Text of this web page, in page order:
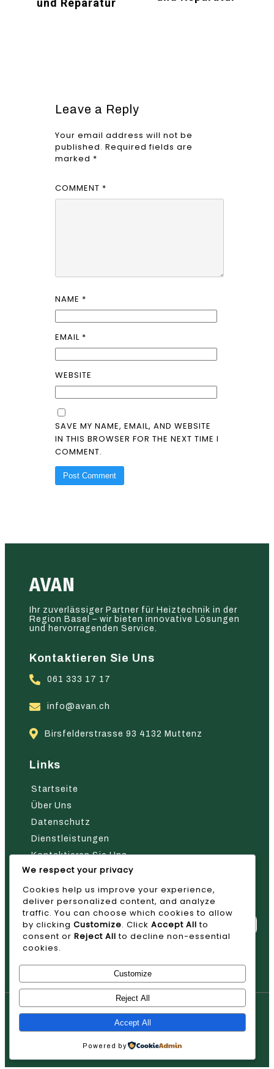
und Reparatur
Leave a Reply
Your email address will not be
published. Required fields are
marked *
COMMENT *
NAME *
EMAIL *
WEBSITE
SAVE MY NAME, EMAIL, AND WEBSITE
IN THIS BROWSER FOR THE NEXT TIME I
COMMENT.
AVAN
Ihr zuverlässiger Partner für Heiztechnik in der
Region Basel – wir bieten innovative Lösungen
und hervorragenden Service.
Kontaktieren Sie Uns
061 333 17 17
info@avan.ch
Birsfelderstrasse 93 4132 Muttenz
Links
Startseite
Über Uns
Datenschutz
Dienstleistungen
Kontaktieren Sie Uns
Nehmen Sie Kontakt Mit Uns Auf
© 2026 AVAN
We respect your privacy
Cookies help us improve your experience,
deliver personalized content, and analyze
traffic. You can choose which cookies to allow
by clicking Customize. Click Accept All to
consent or Reject All to decline non-essential
cookies.
Customize
Reject All
Accept All
Powered by